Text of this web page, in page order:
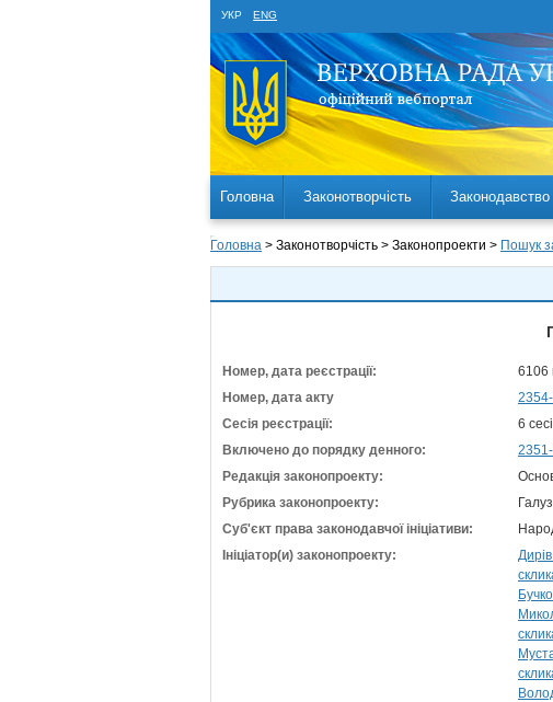
УКР ENG
Головна Законотворчість Законодавство
Головна > Законотворчість > Законопроекти > Пошук
Номер, дата реєстрації:
6106
Номер, дата акту
2354-
Сесія реєстрації:
6
Включено до порядку денного:
2351-
Редакція законопроекту:
Рубрика законопроекту:
Суб'єкт права законодавчої ініціативи:
Ініціатор(и) законопроекту: